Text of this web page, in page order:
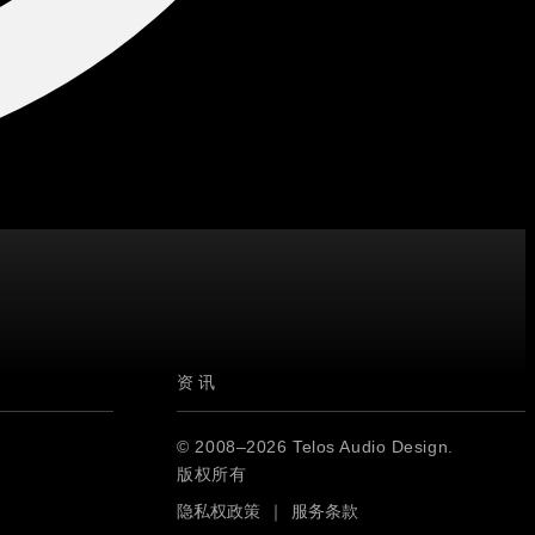
资讯
© 2008–2026 Telos Audio Design.
版权所有
隐私权政策
｜ 服务条款